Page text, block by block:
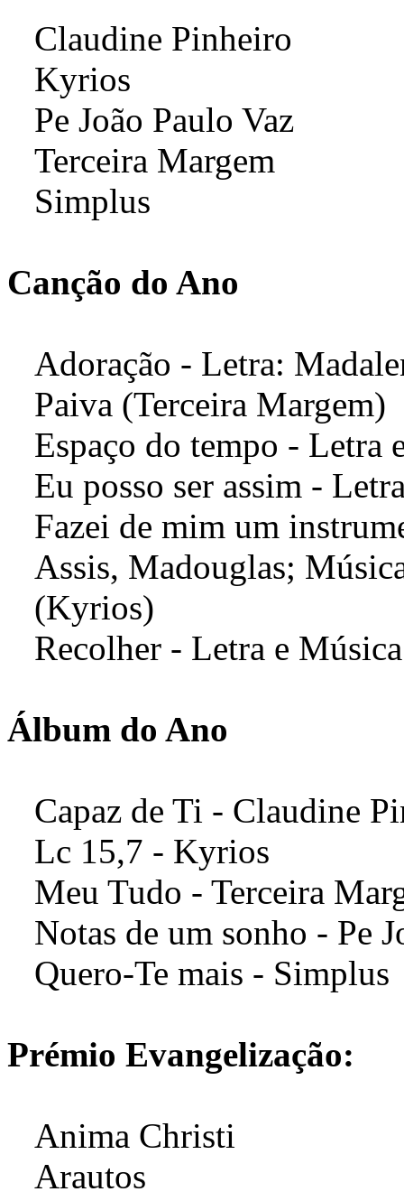
Claudine Pinheiro
Kyrios
Pe João Paulo Vaz
Terceira Margem
Simplus
Canção do Ano
Adoração - Letra:
Paiva (Terceira Margem)
Espaço do tempo -
Eu posso ser assim -
Fazei de mim um
Assis, Madouglas;
(Kyrios)
Recolher - Letra e
Álbum do Ano
Capaz de Ti - Claudine
Lc 15,7 - Kyrios
Meu Tudo - Terceira
Notas de um sonho - Pe
Quero-Te mais - Simplus
Prémio Evangelização:
Anima Christi
Arautos